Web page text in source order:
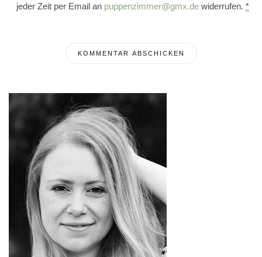
jeder Zeit per Email an puppenzimmer@gmx.de widerrufen. *